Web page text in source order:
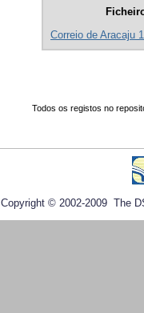
Correio de Aracaju
Todos os registos no
Copyright © 2002-2009 The